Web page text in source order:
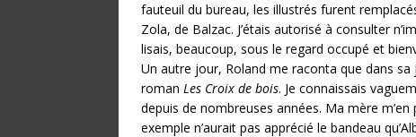
fauteuil du bureau, les illustrés furent
Zola, de Balzac. J’étais autorisé à consulter
lisais, beaucoup, sous le regard occupé et
Un autre jour, Roland me raconta que dans
roman Les Croix de bois. Je connaissais
depuis de nombreuses années. Ma mère
exemple n’aurait pas apprécié le bandeau